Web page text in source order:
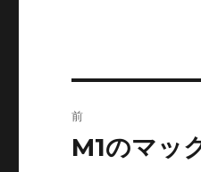
稿
前
前
M1のマッ